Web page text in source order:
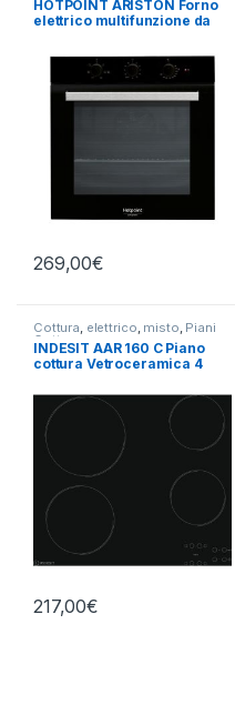
HOTPOINT ARISTON Forno
elettrico multifunzione da
269,00€
Cottura, elettrico, misto, Piani
Cottura
INDESIT AAR 160 C Piano
cottura Vetroceramica 4
217,00€